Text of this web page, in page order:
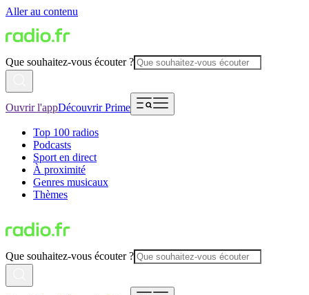
Aller au contenu
Que souhaitez-vous écouter ?
Ouvrir l'appDécouvrir Prime
Top 100 radios
Podcasts
Sport en direct
À proximité
Genres musicaux
Thèmes
Que souhaitez-vous écouter ?